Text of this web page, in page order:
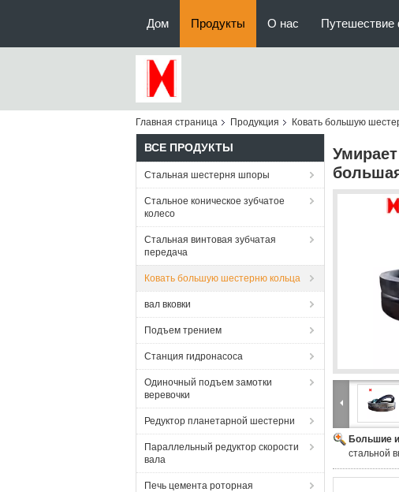
Дом Продукты О нас Путешествие
Главная страница Продукция Ковать большую
ВСЕ ПРОДУКТЫ
Стальная шестерня шпоры
Стальное коническое зубчатое
колесо
Стальная винтовая зубчатая
передача
Ковать большую шестерню кольца
вал вковки
Подъем трением
Станция гидронасоса
Одиночный подъем замотки
веревочки
Редуктор планетарной шестерни
Параллельный редуктор скорости
вала
Печь цемента роторная
Большие
стальной